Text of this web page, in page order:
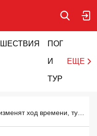
ПОГОДА
И
ТУРИЗМ
ЕЩЕ